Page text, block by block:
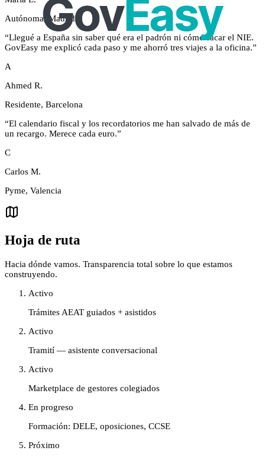
Autónoma, Madrid
“Llegué a España sin saber qué era el padrón ni cómo sacar el NIE.
GovEasy me explicó cada paso y me ahorró tres viajes a la oficina.”
A
Ahmed R.
Residente, Barcelona
“El calendario fiscal y los recordatorios me han salvado de más de
un recargo. Merece cada euro.”
C
Carlos M.
Pyme, Valencia
Hoja de ruta
Hacia dónde vamos. Transparencia total sobre lo que estamos
construyendo.
Activo
Trámites AEAT guiados + asistidos
Activo
Tramití — asistente conversacional
Activo
Marketplace de gestores colegiados
En progreso
Formación: DELE, oposiciones, CCSE
Próximo